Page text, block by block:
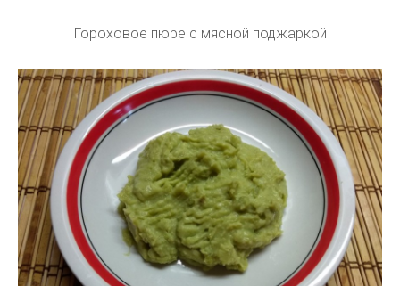
Гороховое пюре с мясной поджаркой